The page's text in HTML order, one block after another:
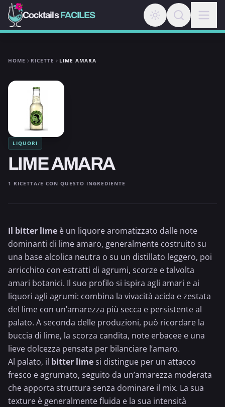
CocktailsFACILES
HOME RICETTE LIME AMARA
LIQUORI
LIME AMARA
1 RICETTA/E CON QUESTO INGREDIENTE
Il bitter lime è un liquore aromatizzato dalle note
dominanti di lime amaro, generalmente costruito su
una base alcolica neutra o su un distillato leggero, poi
arricchito con estratti di agrumi, scorze e talvolta
amari botanici. Il suo profilo si ispira agli amari e ai
liquori agli agrumi: combina la vivacità acida e zestata
del lime con un’amarezza più secca e persistente al
palato. A seconda delle produzioni, può ricordare la
buccia di lime, la scorza candita, note erbacee e una
lieve dolcezza pensata per bilanciare l’amaro.
Al palato, il bitter limesi distingue per un attacco
fresco e agrumato, seguito da un’amarezza moderata
che apporta struttura senza dominare il mix. La sua
texture è generalmente fluida e la sua intensità